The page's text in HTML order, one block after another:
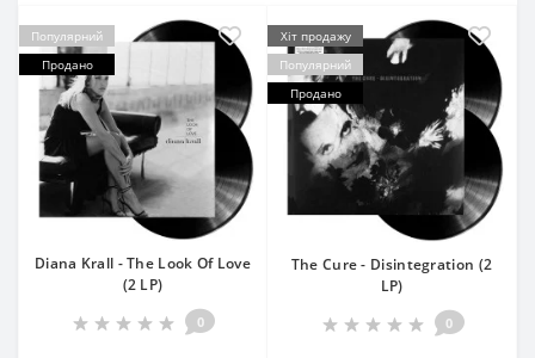
Популярний
Продано
Diana Krall - The Look Of Love
(2 LP)
0
Хіт продажу
Популярний
Продано
The Cure - Disintegration (2
LP)
0